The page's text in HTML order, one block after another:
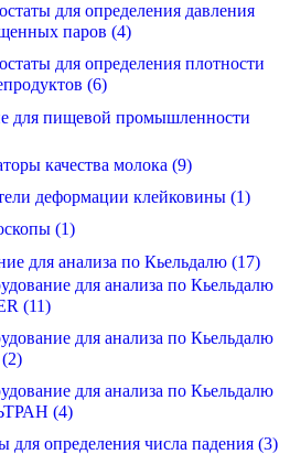
для определения давления
паров (4)
для определения плотности
(6)
для пищевой промышленности
качества молока (9)
деформации клейковины (1)
(1)
для анализа по Кьельдалю (17)
для анализа по Кьельдалю
(11)
для анализа по Кьельдалю
для анализа по Кьельдалю
(4)
для определения числа падения (3)